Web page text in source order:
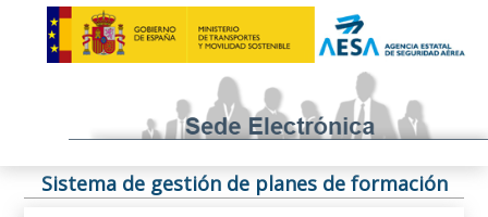
Sistema de gestión de planes de formación